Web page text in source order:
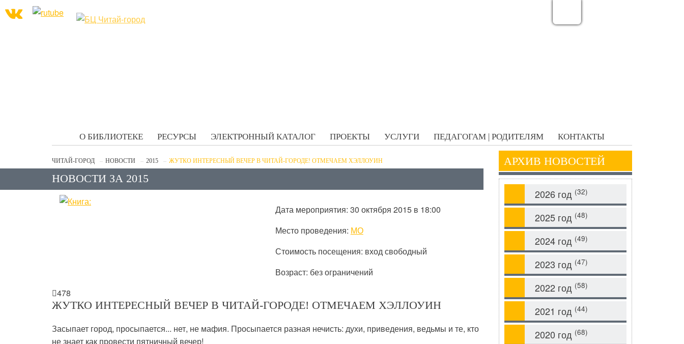
О БИБЛИОТЕКЕ РЕСУРСЫ ЭЛЕКТРОННЫЙ КАТАЛОГ ПРОЕКТЫ УСЛУГИ ПЕДАГОГАМ | РОДИТЕЛЯМ КОНТАКТЫ
ЧИТАЙ-ГОРОД НОВОСТИ 2015 ЖУТКО ИНТЕРЕСНЫЙ ВЕЧЕР В ЧИТАЙ-ГОРОДЕ! ОТМЕЧАЕМ ХЭЛЛОУИН
НОВОСТИ ЗА 2015
Дата мероприятия: 30 октября 2015 в 18:00
Место проведения: МО
Стоимость посещения: вход свободный
Возраст: без ограничений
478
ЖУТКО ИНТЕРЕСНЫЙ ВЕЧЕР В ЧИТАЙ-ГОРОДЕ! ОТМЕЧАЕМ ХЭЛЛОУИН
Засыпает город, просыпается... нет, не мафия. Просыпается разная нечисть: духи, приведения, ведьмы и те, кто
не знает как провести пятничный вечер!
АРХИВ НОВОСТЕЙ
2026 год (32)
2025 год (48)
2024 год (49)
2023 год (47)
2022 год (58)
2021 год (44)
2020 год (68)